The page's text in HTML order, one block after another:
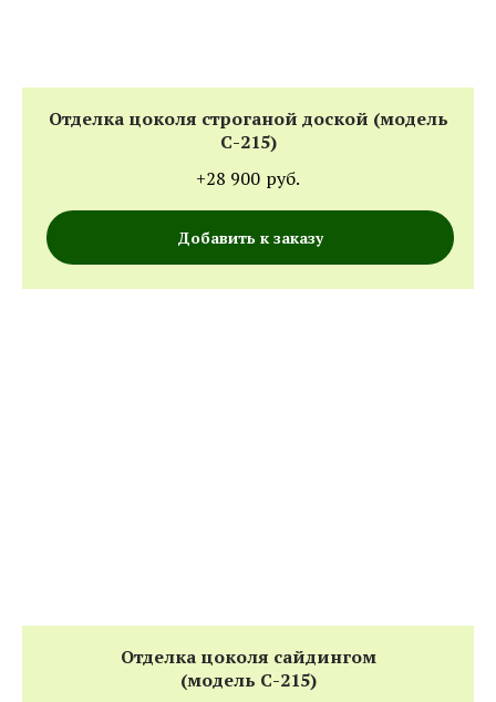
Отделка цоколя строганой доской (модель
С-215)
+28 900 руб.
Добавить к заказу
Отделка цоколя сайдингом
(модель С-215)